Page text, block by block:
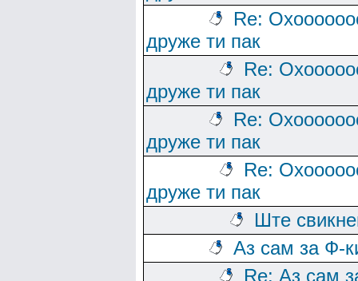
Re:
друже ти пак
Re:
друже ти пак
Re:
друже ти пак
Re:
друже ти пак
Ште
Аз сам за Ф-
Re: Аз сам